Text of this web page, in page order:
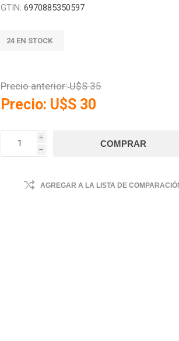
GTIN: 6970885350597
24 EN STOCK
Precio anterior:U$S 35
Precio: U$S 30
i
h
AGREGAR A LA LISTA DE